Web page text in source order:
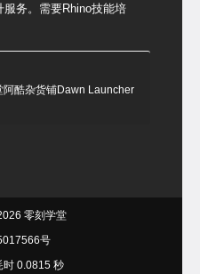
服务。需要Rhino技能培
阿酷杂货铺Dawn Launcher
零刻学堂
号
时 0.0815 秒